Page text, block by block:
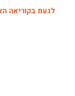
לגעת בקוריאה